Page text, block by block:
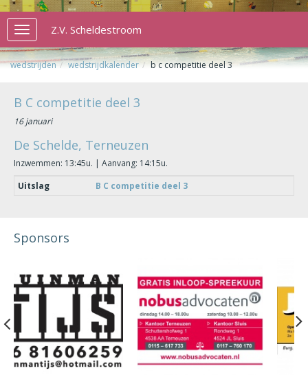
Toggle
navigation
Z.V. Scheldestroom
wedstrijden wedstrijdkalender b c competitie deel 3
B C competitie deel 3
16 januari
De Schelde, Terneuzen
Inzwemmen: 13:45u. | Aanvang: 14:15u.
Uitslag
B C competitie deel 3
Sponsors
Previous